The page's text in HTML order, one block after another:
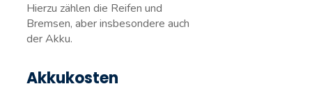
Hierzu zählen die Reifen und
Bremsen, aber insbesondere auch
der Akku.
Akkukosten